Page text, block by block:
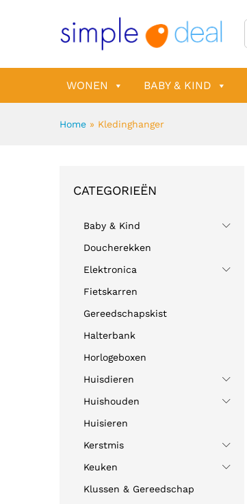
WONEN BABY & KIND
Home » Kledinghanger
CATEGORIEËN
Baby & Kind
Doucherekken
Elektronica
Fietskarren
Gereedschapskist
Halterbank
Horlogeboxen
Huisdieren
Huishouden
Huisieren
Kerstmis
Keuken
Klussen & Gereedschap